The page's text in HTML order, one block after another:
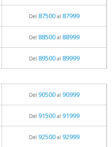
Del 87500al 87999
Del 88500al 88999
Del 89500al 89999
Del 90500al 90999
Del 91500al 91999
Del 92500al 92999